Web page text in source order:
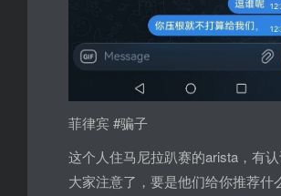
菲律宾 #骗子
这个人住马尼拉趴赛的arista，有
大家注意了，要是他们给你推荐什